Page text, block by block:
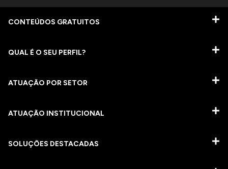
CONTEÚDOS GRATUITOS
QUAL É O SEU PERFIL?
ATUAÇÃO POR SETOR
ATUAÇÃO INSTITUCIONAL
SOLUÇÕES DESTACADAS